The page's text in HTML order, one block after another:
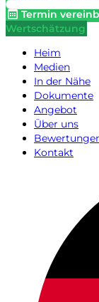
Termin
Wertschätzung
Heim
Medien
In der Nähe
Dokumente
Angebot
Über uns
Kontakt